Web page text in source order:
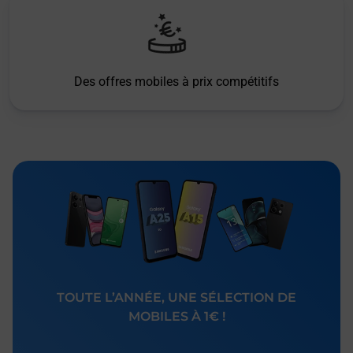
Des offres mobiles à prix compétitifs
TOUTE L’ANNÉE, UNE SÉLECTION DE
MOBILES À 1€ !